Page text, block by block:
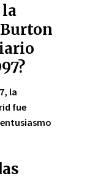
la
la
fue